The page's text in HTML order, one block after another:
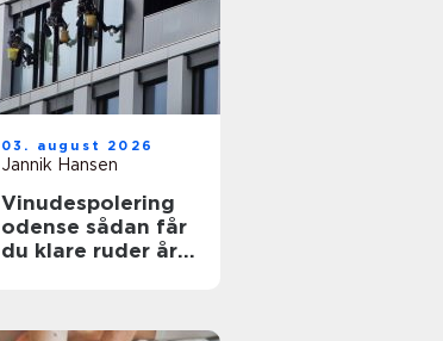
03. august 2026
Jannik Hansen
Vinudespolering
odense sådan får
du klare ruder året